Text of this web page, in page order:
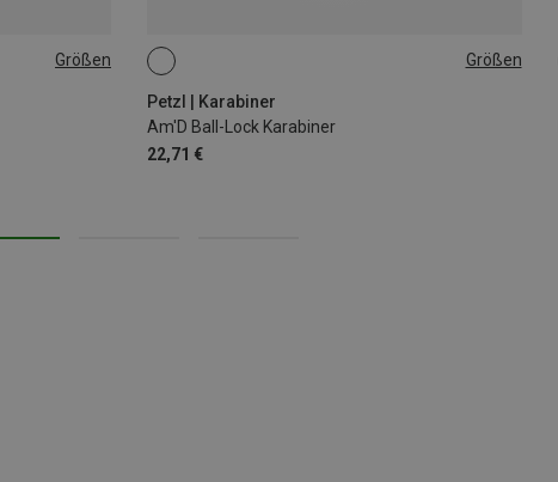
Größen Größen
Petzl | Karabiner
Am'D Ball-Lock Karabiner
22,71 €
BALL-LOCK